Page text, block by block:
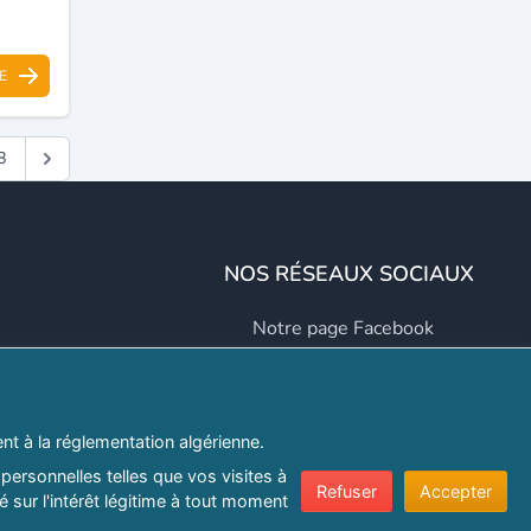
NOS RÉSEAUX SOCIAUX
Notre page Facebook
Notre page Twitter
à la réglementation algérienne.
telles que vos visites à
sur l'intérêt légitime à tout moment
Refuser Accepter